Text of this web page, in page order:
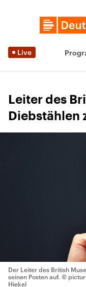
Live
Leiter des
Diebstählen
Der Leiter des British
seinen Posten auf. ©
Hiekel